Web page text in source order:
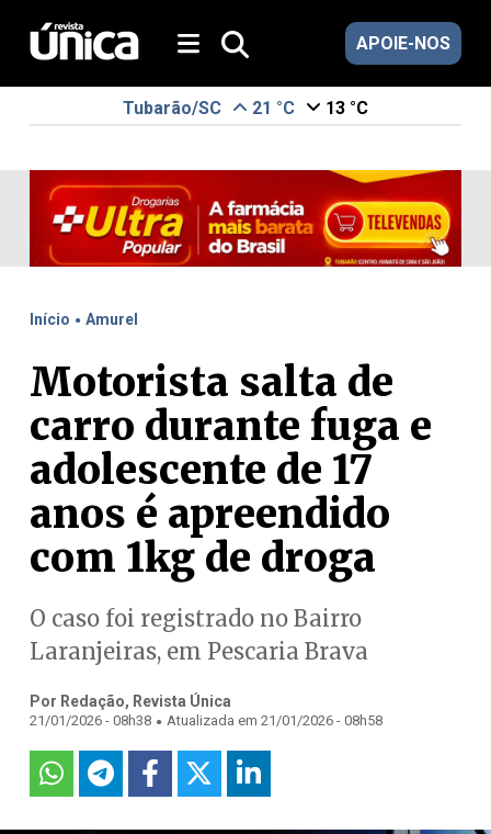
APOIE-NOS
Tubarão/SC 21 °C 13 °C
Início . Amurel
Motorista salta de
carro durante fuga e
adolescente de 17
anos é apreendido
com 1kg de droga
O caso foi registrado no Bairro
Laranjeiras, em Pescaria Brava
Por Redação, Revista Única
21/01/2026 - 08h38 . Atualizada em 21/01/2026 - 08h58